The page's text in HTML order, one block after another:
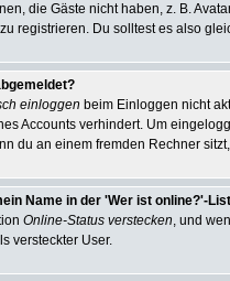
die Gäste nicht haben, z. B.
registrieren. Du solltest es also
einloggen beim Einloggen nicht
Accounts verhindert. Um
du an einem fremden Rechner
Name in der 'Wer ist online?'-
Online-Status verstecken, und
versteckter User.